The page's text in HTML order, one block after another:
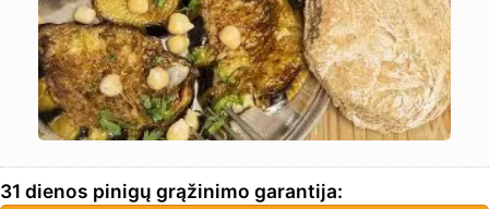
31 dienos pinigų grąžinimo garantija: